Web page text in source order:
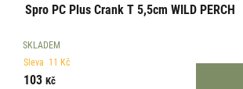
Spro PC Plus Crank T 5,5cm WILD PERCH
SKLADEM
103Kč
Sleva 11 Kč